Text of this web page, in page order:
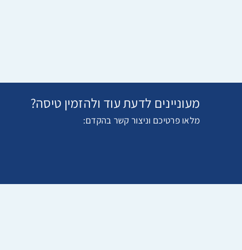
מעוניינים לדעת עוד ולהזמין טיסה?
מלאו פרטיכם וניצור קשר בהקדם: